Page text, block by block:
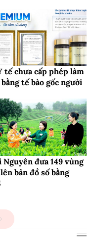
tế chưa cấp phép làm
tế bào gốc người
Nguyên đưa 149 vùng
bản đồ số bằng